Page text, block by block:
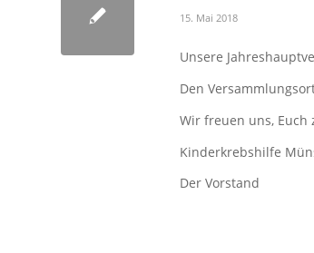
15. Mai 2018
Unsere
Den
Wir freuen uns, Euch
Kinderkrebshilfe
Der Vorstand